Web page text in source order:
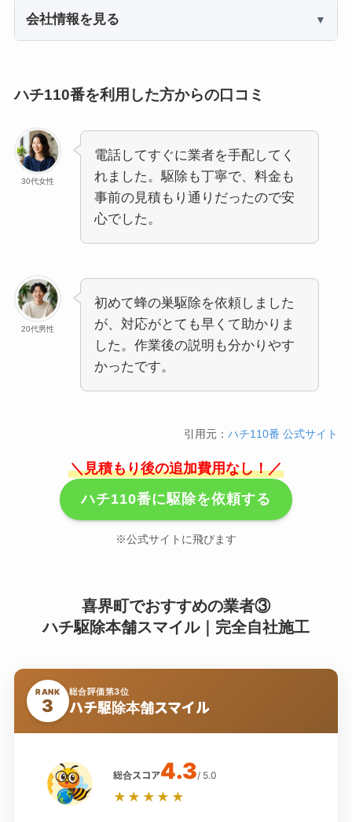
会社情報を見る
ハチ110番を利用した方からの口コミ
30代女性
電話してすぐに業者を手配してく
れました。駆除も丁寧で、料金も
事前の見積もり通りだったので安
心でした。
20代男性
初めて蜂の巣駆除を依頼しました
が、対応がとても早くて助かりま
した。作業後の説明も分かりやす
かったです。
引用元：ハチ110番 公式サイト
＼見積もり後の追加費用なし！／
ハチ110番に駆除を依頼する
※公式サイトに飛びます
喜界町でおすすめの業者③
ハチ駆除本舗スマイル｜完全自社施工
RANK
3
総合評価第3位
ハチ駆除本舗スマイル
総合スコア4.3/ 5.0
★★★★★